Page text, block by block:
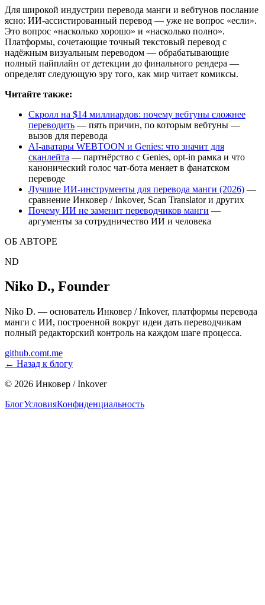
Для широкой индустрии перевода манги и вебтунов послание
ясно: ИИ-ассистированный перевод — уже не вопрос «если».
Это вопрос «насколько хорошо» и «насколько полно».
Платформы, сочетающие точный текстовый перевод с
надёжным визуальным переводом — обрабатывающие
полный пайплайн от детекции до финального рендера —
определят следующую эру того, как мир читает комиксы.
Читайте также:
Скролл на $14 миллиардов: почему вебтуны сложнее
переводить — пять причин, по которым вебтуны —
вызов для перевода
AI-аватары WEBTOON и Genies: что значит для
сканлейта — партнёрство с Genies, opt-in рамка и что
канонический голос чат-бота меняет в фанатском
переводе
Лучшие ИИ-инструменты для перевода манги (2026) —
сравнение Инковер / Inkover, Scan Translator и других
Почему ИИ не заменит переводчиков манги —
аргументы за сотрудничество ИИ и человека
ОБ АВТОРЕ
ND
Niko D., Founder
Niko D. — основатель Инковер / Inkover, платформы перевода
манги с ИИ, построенной вокруг идеи дать переводчикам
полный редакторский контроль на каждом шаге процесса.
github.comt.me
← Назад к блогу
© 2026 Инковер / Inkover
БлогУсловияКонфиденциальность